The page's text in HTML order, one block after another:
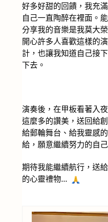
好多好甜的回饋，我充
自己一直陶醉在裡面。
分享我的音樂是我莫大
開心許多人喜歡這樣的
計，也讓我知道自己接
下去。
演奏後，在甲板看著入
這麼多的讚美，送回給
給郵輪舞台、給我靈感
給，願意繼續努力的自己
期待我能繼續航行，送
的心靈禮物…